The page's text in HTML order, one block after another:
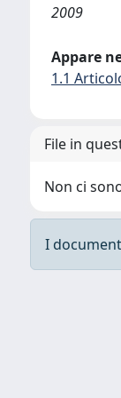
2009
Appare
1.1
File in
Non ci
I